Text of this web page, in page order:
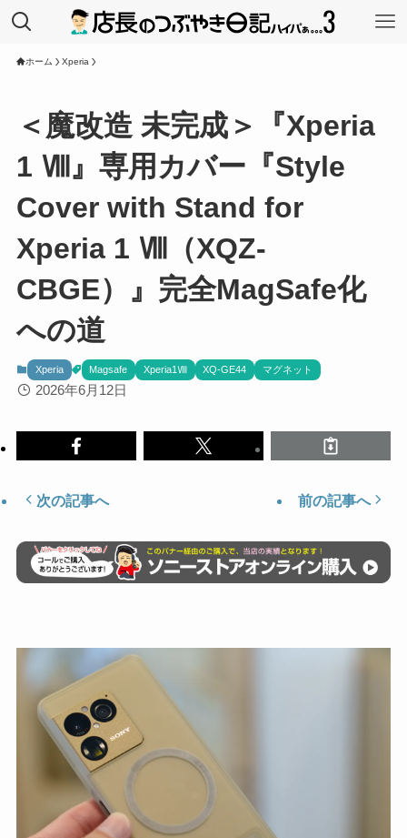
ホーム Xperia
＜魔改造 未完成＞『Xperia
1 Ⅷ』専用カバー『Style
Cover with Stand for
Xperia 1 Ⅷ（XQZ-
CBGE）』完全MagSafe化
への道
Xperia Magsafe Xperia1Ⅷ XQ-GE44 マグネット
2026年6月12日
次の記事へ 前の記事へ